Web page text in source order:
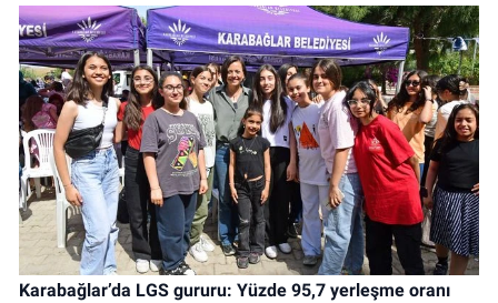
Karabağlar’da LGS gururu: Yüzde 95,7 yerleşme oranı